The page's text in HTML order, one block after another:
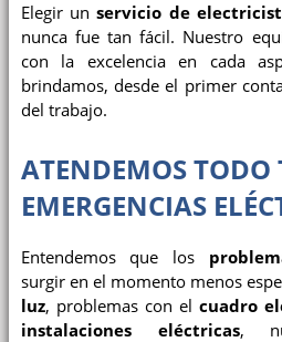
Elegir unservicio de
nunca fue tan fácil. Nuestro
con la excelencia en cada
brindamos, desde el primer
del trabajo.
ATENDEMOS TODO
EMERGENCIAS
Entendemos que los
surgir en el momento menos
luz, problemas con elcuadro
instalaciones eléctricas,